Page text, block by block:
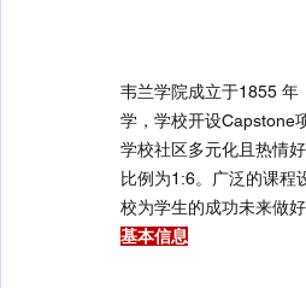
韦兰学院成立于1855 年
学，学校开设Capstone
学校社区多元化且热情
比例为1:6。广泛的课程
校为学生的成功未来做好
基本信息